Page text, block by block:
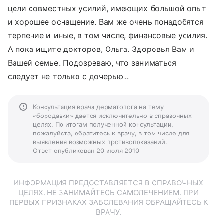
цели совместных усилий, имеющих большой опыт
и хорошее оснащение. Вам же очень понадобятся
терпение и иные, в том числе, финансовые усилия.
А пока ищите докторов, Ольга. Здоровья Вам и
Вашей семье. Подозреваю, что заниматься
следует не только с дочерью...
Консультация врача дерматолога на тему
«бородавки» дается исключительно в справочных
целях. По итогам полученной консультации,
пожалуйста, обратитесь к врачу, в том числе для
выявления возможных противопоказаний.
Ответ опубликован 20 июля 2010
ИНФОРМАЦИЯ ПРЕДОСТАВЛЯЕТСЯ В СПРАВОЧНЫХ
ЦЕЛЯХ. НЕ ЗАНИМАЙТЕСЬ САМОЛЕЧЕНИЕМ. ПРИ
ПЕРВЫХ ПРИЗНАКАХ ЗАБОЛЕВАНИЯ ОБРАЩАЙТЕСЬ К
ВРАЧУ.